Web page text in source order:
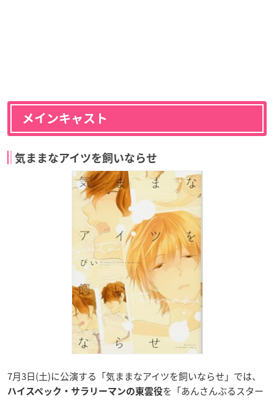
メインキャスト
気ままなアイツを飼いならせ
7月3日(土)に公演する「気ままなアイツを飼いならせ」では、
ハイスペック・サラリーマンの東雲役を「あんさんぶるスター